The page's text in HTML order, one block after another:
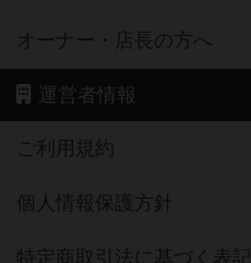
オーナー・店長の方へ
運営者情報
ご利用規約
個人情報保護方針
特定商取引法に基づく表記